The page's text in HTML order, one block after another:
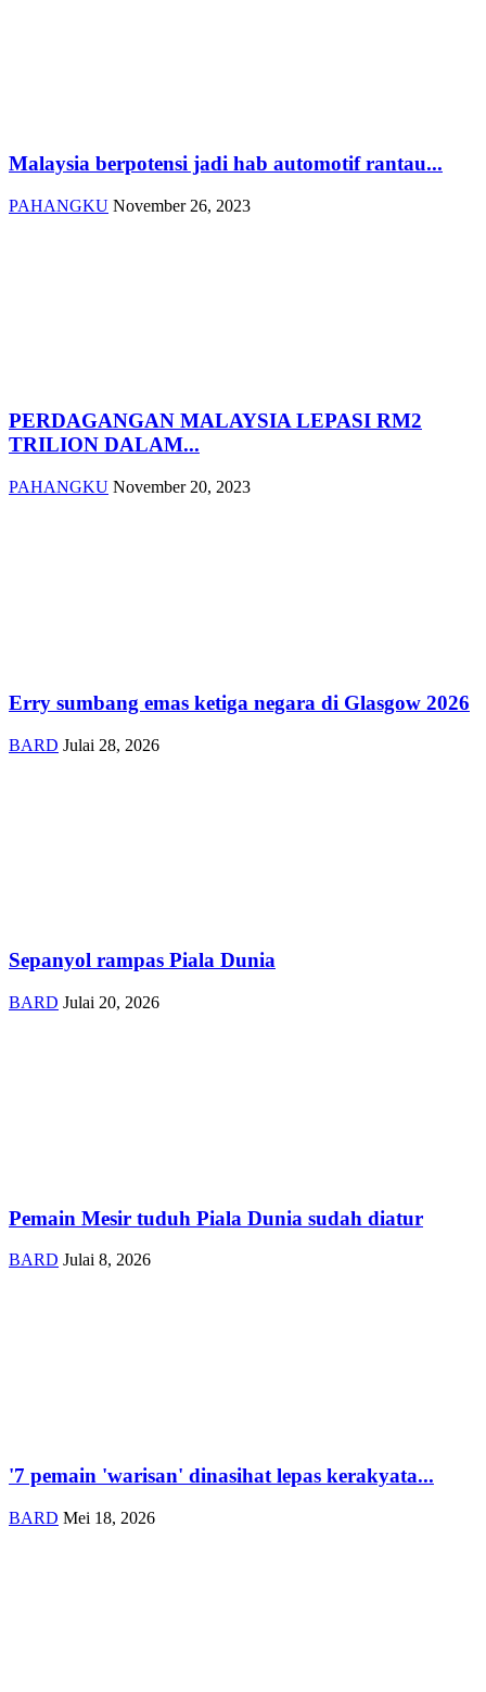
Malaysia berpotensi jadi hab automotif rantau...
PAHANGKU November 26, 2023
PERDAGANGAN MALAYSIA LEPASI RM2
TRILION DALAM...
PAHANGKU November 20, 2023
Erry sumbang emas ketiga negara di Glasgow 2026
BARD Julai 28, 2026
Sepanyol rampas Piala Dunia
BARD Julai 20, 2026
Pemain Mesir tuduh Piala Dunia sudah diatur
BARD Julai 8, 2026
'7 pemain 'warisan' dinasihat lepas kerakyata...
BARD Mei 18, 2026